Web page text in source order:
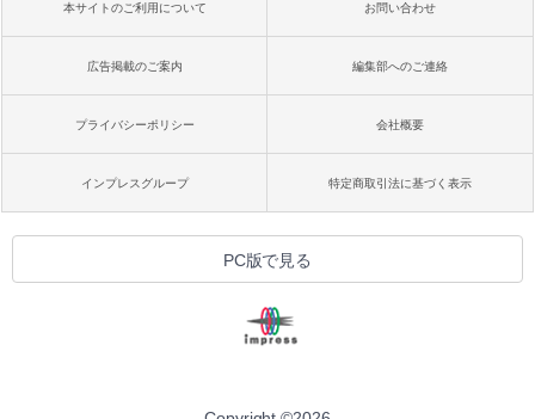
本サイトのご利用について お問い合わせ
広告掲載のご案内 編集部へのご連絡
プライバシーポリシー 会社概要
インプレスグループ 特定商取引法に基づく表示
PC版で見る